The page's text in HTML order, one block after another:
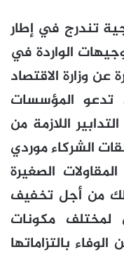
تندرج في إطار
الواردة في
عن وزارة الاقتصاد
تدعو المؤسسات
اللازمة من
الشركاء موردي
الصغيرة
من أجل تخفيف
لمختلف مكونات
بالتزاماتها